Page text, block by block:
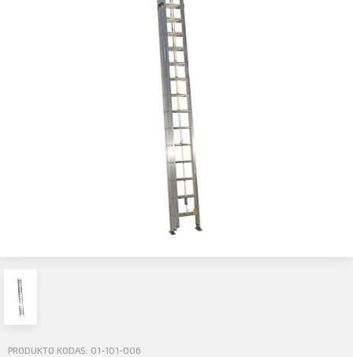
SIŲSTI
PRODUKTO KODAS: 01-101-006